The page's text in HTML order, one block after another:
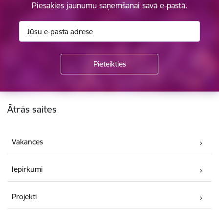
Piesakies jaunumu saņemšanai savā e-pastā.
Kājene
Ātrās saites
Vakances
Iepirkumi
Projekti